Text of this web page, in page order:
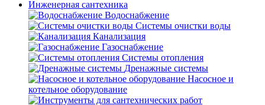
Инженерная сантехника
Водоснабжение
Системы очистки воды
Канализация
Газоснабжение
Системы отопления
Дренажные системы
Насосное и
котельное оборудование